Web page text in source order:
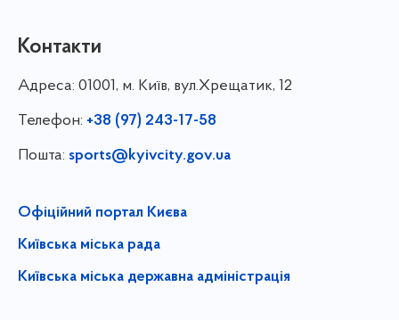
Контакти
Адреса: 01001, м. Київ, вул.Хрещатик, 12
Телефон: +38 (97) 243-17-58
Пошта: sports@kyivcity.gov.ua
Офіційний портал Києва
Київська міська рада
Київська міська державна адміністрація